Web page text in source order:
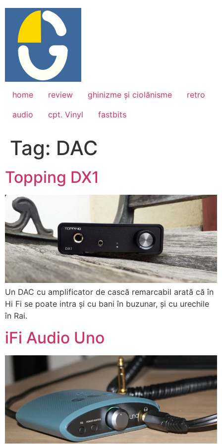
Skip
content
home review ghinizme și ciolănisme
retro
audio
cpt. Vinyl fastbits
Tag: DAC
Topping DX1
Un DAC cu amplificator de cască remarcabil arată că în
Hi Fi se poate intra și cu bani în buzunar, și cu urechile
în Rai.
iFi Audio Uno